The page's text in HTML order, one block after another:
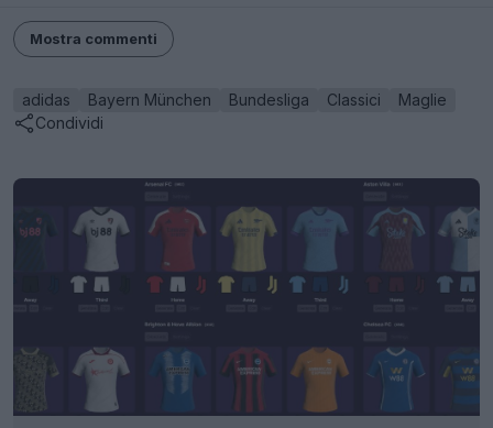
Mostra commenti
adidas Bayern München Bundesliga Classici
Maglie
Condividi